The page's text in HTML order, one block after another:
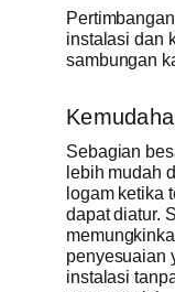
instalasi dan
sambungan
Sebagian
lebih mudah
logam ketika
dapat diatur.
penyesuaian
instalasi